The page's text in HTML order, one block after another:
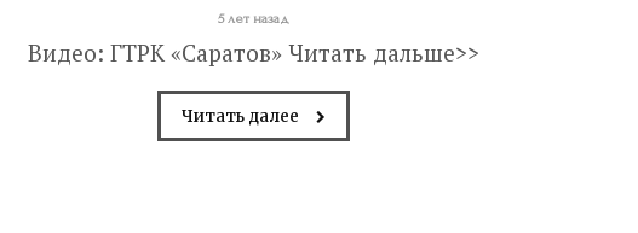
5 лет назад
Видео: ГТРК «Саратов» Читать дальше>>
Читать далее